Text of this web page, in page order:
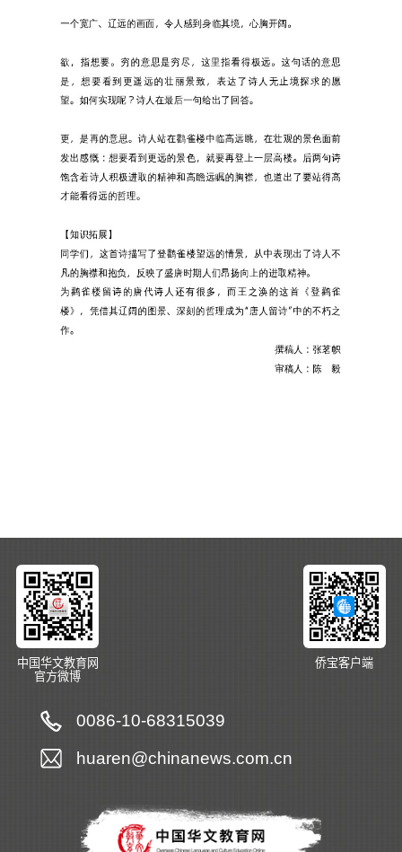
中国华文教育网
官方微博
侨宝客户端
0086-10-68315039
huaren@chinanews.com.cn